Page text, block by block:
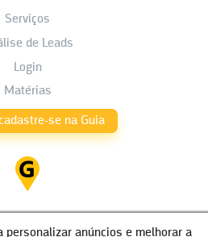
Serviços
de Leads
Login
Matérias
se na Guia
personalizar anúncios e melhorar a